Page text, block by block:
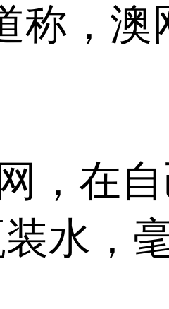
称，
，在
水，